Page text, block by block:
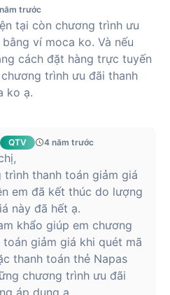
cực cạnh tranh. Hãy đến ngay
gần nhất hoặc click đặt hàng để
quốc. Sản phẩm được bảo
trước
tại còn chương trình ưu
ví moca ko. Và nếu
cách đặt hàng trực tuyến
trình ưu đãi thanh
ko ạ.
QTV 4 năm trước
trình thanh toán giảm giá
em đã kết thúc do lượng
này đã hết ạ.
khẩo giúp em chương
giảm giá khi quét mã
thanh toán thẻ Napas
chương trình ưu đãi
áp dụng ạ.